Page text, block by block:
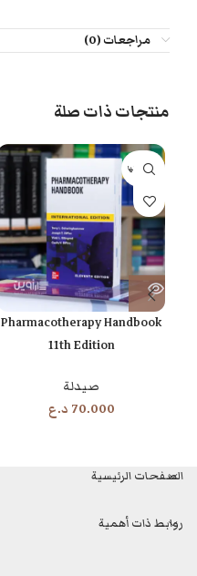
مراجعات (0)
منتجات ذات صلة
بيعت كلها
Pharmacotherapy Handbook
11th Edition
صيدلة
70.000 د.ع
الصفحات الرئيسية
روابط ذات أهمية